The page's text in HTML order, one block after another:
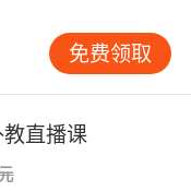
免费领取
直播课